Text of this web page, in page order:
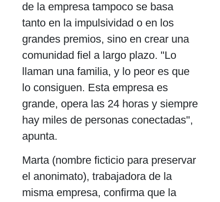
de la empresa tampoco se basa
tanto en la impulsividad o en los
grandes premios, sino en crear una
comunidad fiel a largo plazo. "Lo
llaman una familia, y lo peor es que
lo consiguen. Esta empresa es
grande, opera las 24 horas y siempre
hay miles de personas conectadas",
apunta.
Marta (nombre ficticio para preservar
el anonimato), trabajadora de la
misma empresa, confirma que la